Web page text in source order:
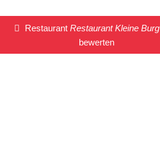
Restaurant Restaurant Kleine Burg
bewerten